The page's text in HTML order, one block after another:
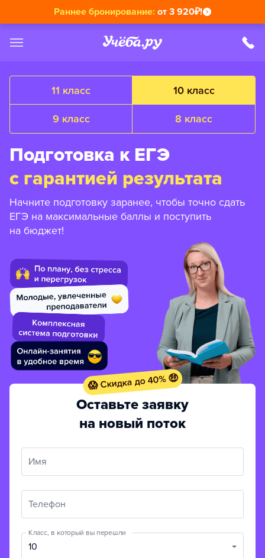
11 класс 10 класс
9 класс 8 класс
Подготовка к ЕГЭ
с гарантией результата
Начните подготовку заранее, чтобы точно сдать
ЕГЭ на максимальные баллы и поступить
на бюджет!
Оставьте заявку
на новый поток
Имя
Телефон
Класс, в который вы перешли
10
😱 Скидка до 40% 🤑
Раннее бронирование:от 3 920₽!